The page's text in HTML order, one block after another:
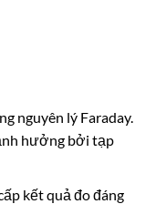
nguyên lý Faraday.
hưởng bởi tạp
kết quả đo đáng